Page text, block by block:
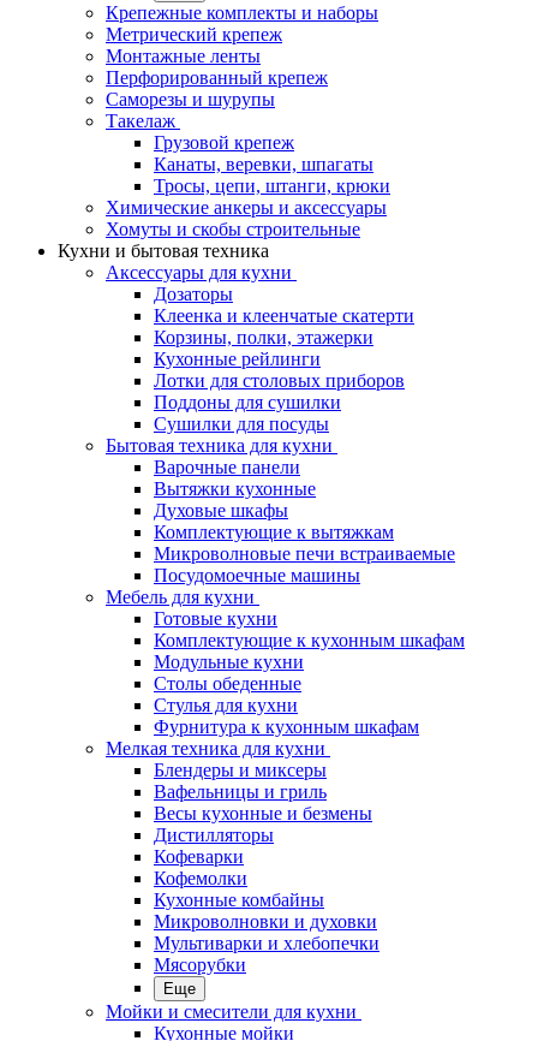
Крепежные комплекты и наборы
Метрический крепеж
Монтажные ленты
Перфорированный крепеж
Саморезы и шурупы
Такелаж
Грузовой крепеж
Канаты, веревки, шпагаты
Тросы, цепи, штанги, крюки
Химические анкеры и аксессуары
Хомуты и скобы строительные
Кухни и бытовая техника
Аксессуары для кухни
Дозаторы
Клеенка и клеенчатые скатерти
Корзины, полки, этажерки
Кухонные рейлинги
Лотки для столовых приборов
Поддоны для сушилки
Сушилки для посуды
Бытовая техника для кухни
Варочные панели
Вытяжки кухонные
Духовые шкафы
Комплектующие к вытяжкам
Микроволновые печи встраиваемые
Посудомоечные машины
Мебель для кухни
Готовые кухни
Комплектующие к кухонным шкафам
Модульные кухни
Столы обеденные
Стулья для кухни
Фурнитура к кухонным шкафам
Мелкая техника для кухни
Блендеры и миксеры
Вафельницы и гриль
Весы кухонные и безмены
Дистилляторы
Кофеварки
Кофемолки
Кухонные комбайны
Микроволновки и духовки
Мультиварки и хлебопечки
Мясорубки
Еще
Мойки и смесители для кухни
Кухонные мойки